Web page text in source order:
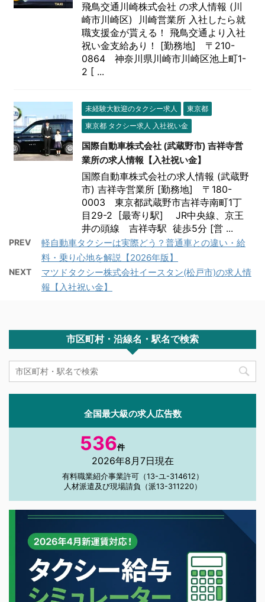
飛鳥交通川崎株式会社 の求人情報 (川
崎市川崎区) 川崎営業所 入社したら就
職支援金が貰える！ 飛鳥交通より入社
祝い金支給あり！ [勤務地] 〒210-
0864 神奈川県川崎市川崎区池上町1-
2 [ ...
未経験大歓迎のタクシー求人
東京都
東京都 タクシー求人 入社祝い金
国際自動車株式会社 (武蔵野市) 吉祥寺営
業所の求人情報【入社祝い金】
国際自動車株式会社の求人情報 (武蔵野
市) 吉祥寺営業所 [勤務地] 〒180-
0003 東京都武蔵野市吉祥寺南町1丁
目29-2 [最寄り駅] JR中央線、京王
井の頭線 吉祥寺駅 徒歩5分 [営 ...
PREV
軽自動車タクシーは実際どう？普通車との違い・給
料・乗り心地を解説【2026年版】
NEXT
マツドタクシー株式会社イースタン(松戸市)の求人情
報【入社祝い金】
市区町村・沿線名・駅名で検索
全国最大級の求人広告数
536件
2026年8月7日現在
有料職業紹介事業許可（13-ユ-314612）
人材派遣及び現場請負（派13-311220）